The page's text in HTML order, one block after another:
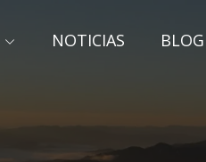
NOTICIAS BLOG